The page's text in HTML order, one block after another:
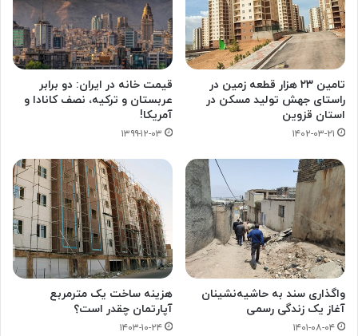
تامین ۲۳ هزار قطعه زمین در
راستای جهش تولید مسکن در
استان قزوین
۱۴۰۲-۰۳-۲۱
قیمت خانه در ایران: دو برابر
عربستان و ترکیه، نصف کانادا و
آمریکا!
۱۳۹۹-۱۲-۰۳
واگذاری سند به حاشیه‌نشینان
آغاز یک زندگی رسمی
۱۴۰۱-۰۸-۰۴
هزینه ساخت یک مترمربع
آپارتمان چقدر است؟
۱۴۰۳-۱۰-۲۴